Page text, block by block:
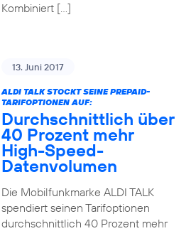
Kombiniert […]
13. Juni 2017
ALDI TALK STOCKT SEINE PREPAID-
TARIFOPTIONEN AUF:
Durchschnittlich über
40 Prozent mehr
High-Speed-
Datenvolumen
Die Mobilfunkmarke ALDI TALK
spendiert seinen Tarifoptionen
durchschnittlich 40 Prozent mehr